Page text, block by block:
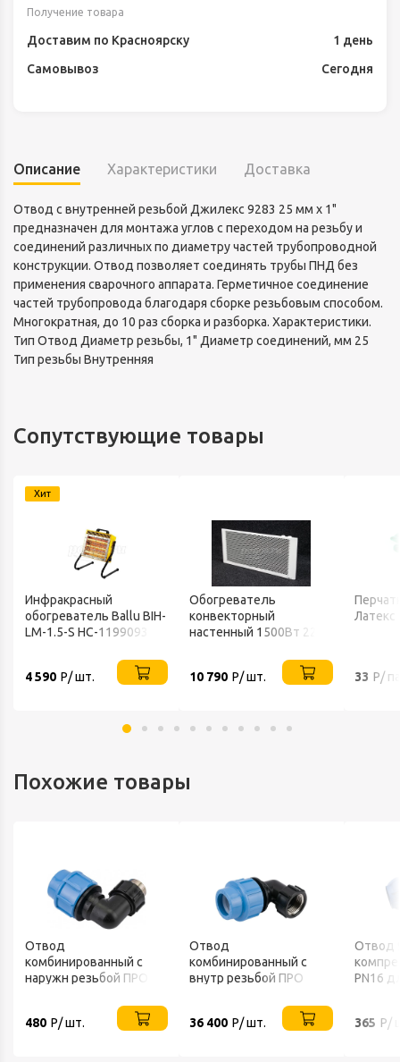
Получение товара
Доставим по Красноярску
1 день
Самовывоз
Сегодня
Описание Характеристики Доставка
Отвод с внутренней резьбой Джилекс 9283 25 мм х 1"
предназначен для монтажа углов с переходом на резьбу и
соединений различных по диаметру частей трубопроводной
конструкции. Отвод позволяет соединять трубы ПНД без
применения сварочного аппарата. Герметичное соединение
частей трубопровода благодаря сборке резьбовым способом.
Многократная, до 10 раз сборка и разборка. Характеристики.
Тип Отвод Диаметр резьбы, 1" Диаметр соединений, мм 25
Тип резьбы Внутренняя
Сопутствующие товары
Хит
Инфракрасный
обогреватель Ballu BIH-
LM-1.5-S НС-1199093
4 590 Р/ шт.
Обогреватель
конвекторный
настенный 1500Вт 220В
10 790 Р/ шт.
Латекс
33 Р/
Похожие товары
Отвод
комбинированный с
наружн резьбой ПРО
480 Р/ шт.
Отвод
комбинированный с
внутр резьбой ПРО
36 400 Р/ шт.
Отвод
PN16
365 Р/